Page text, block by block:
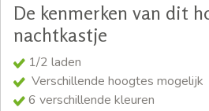
De kenmerken van dit
nachtkastje
1/2 laden
Verschillende hoogtes mogelijk
6 verschillende kleuren